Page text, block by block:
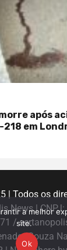
após
em
| Todos os
News |
/
Souza
a melhor
site.
Ok